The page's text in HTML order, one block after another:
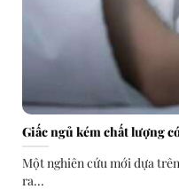
Giấc ngủ kém chất lượng
Một nghiên cứu mới dựa
ra...